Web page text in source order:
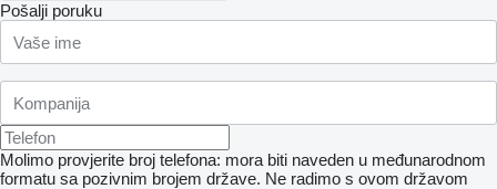
Pošalji poruku
Molimo provjerite broj telefona: mora biti naveden u međunarodnom
formatu sa pozivnim brojem države. Ne radimo s ovom državom